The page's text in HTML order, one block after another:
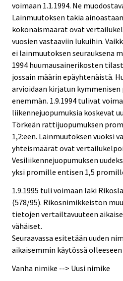
voimaan 1.1.1994. Ne
Lainmuutoksen takia
kokonaismäärät ovat
vuosien vastaaviin lukuihin.
ei lainmuutoksen seurauksena
1994 huumausainerikosten
jossain määrin epäyhtenäistä.
arvioidaan kirjatun
enemmän. 1.9.1994 tulivat
liikennejuopumuksia koskevat
Törkeän rattijuopumuksen
1,2:een. Lainmuutoksen vuoksi
yhteismäärät ovat
Vesiliikennejuopumuksen
yksi promille entisen 1,5
1.9.1995 tuli voimaan laki
(578/95). Rikosnimikkeistön
tietojen vertailtavuuteen
vähäiset.
Seuraavassa esitetään uuden
aikaisemmin käytössä
Vanha nimike --> Uusi nimike